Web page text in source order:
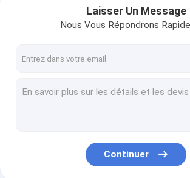
Laisser Un Message
Nous Vous Répondrons
Continuer